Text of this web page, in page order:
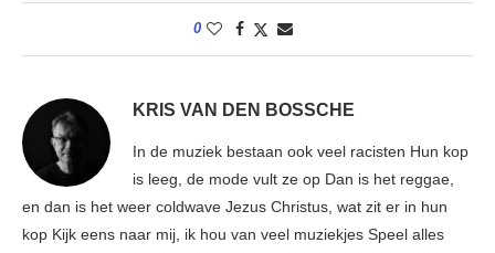
0
KRIS VAN DEN BOSSCHE
In de muziek bestaan ook veel racisten Hun kop
is leeg, de mode vult ze op Dan is het reggae,
en dan is het weer coldwave Jezus Christus, wat zit er in hun
kop Kijk eens naar mij, ik hou van veel muziekjes Speel alles